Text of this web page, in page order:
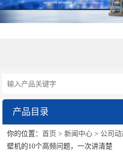
产品目录
超微粉碎机设备
你的位置：首页 >新闻中心 > 公司动
壁机的10个高频问题，一次讲清楚